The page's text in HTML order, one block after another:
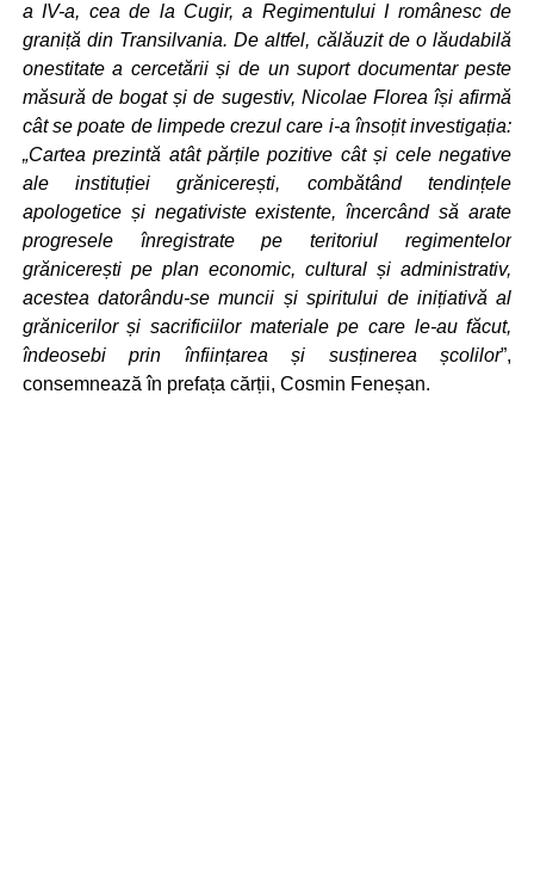
a IV-a, cea de la Cugir, a Regimentului I românesc de
graniță din Transilvania. De altfel, călăuzit de o lăudabilă
onestitate a cercetării și de un suport documentar peste
măsură de bogat și de sugestiv, Nicolae Florea își afirmă
cât se poate de limpede crezul care i-a însoțit investigația:
„Cartea prezintă atât părțile pozitive cât și cele negative
ale instituției grănicerești, combătând tendințele
apologetice și negativiste existente, încercând să arate
progresele înregistrate pe teritoriul regimentelor
grănicerești pe plan economic, cultural și administrativ,
acestea datorându-se muncii și spiritului de inițiativă al
grănicerilor și sacrificiilor materiale pe care le-au făcut,
îndeosebi prin înființarea și susținerea școlilor”,
consemnează în prefața cărții, Cosmin Feneșan.